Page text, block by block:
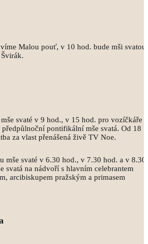
Malou pouť, v 10 hod. bude mši svatou
svaté v 9 hod., v 15 hod. pro vozíčkáře a
pontifikální mše svatá. Od 18
za vlast přenášená živě TV Noe.
mše svaté v 6.30 hod., v 7.30 hod. a v 8.30
svatá na nádvoří s hlavním celebrantem
arcibiskupem pražským a primasem